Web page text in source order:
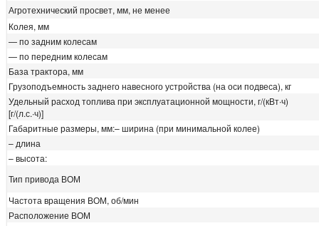
Агротехнический просвет, мм, не менее
Колея, мм
— по задним колесам
— по передним колесам
База трактора, мм
Грузоподъемность заднего навесного устройства (на оси подвеса), кг
Удельный расход топлива при эксплуатационной мощности, г/(кВт∙ч)
[г/(л.с.∙ч)]
Габаритные размеры, мм:– ширина (при минимальной колее)
– длина
– высота:
Тип привода ВОМ
Частота вращения ВОМ, об/мин
Расположение ВОМ